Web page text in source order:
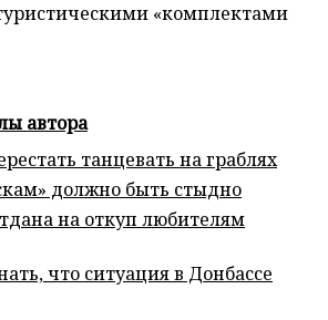
«комплектами
автора
танцевать на граблях
должно быть стыдно
на откуп любителям
что ситуация в Донбассе